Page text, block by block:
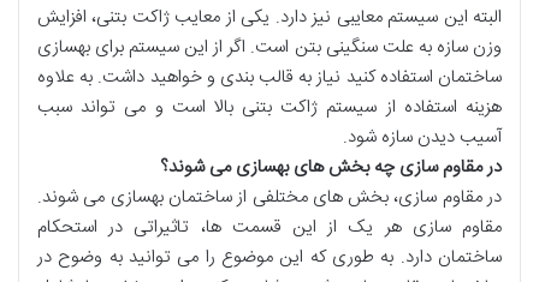
البته این سیستم معایبی نیز دارد. یکی از معایب ژاکت بتنی، افزایش
وزن سازه به علت سنگینی بتن است. اگر از این سیستم برای بهسازی
ساختمان استفاده کنید نیاز به قالب بندی و خواهید داشت. به علاوه
هزینه استفاده از سیستم ژاکت بتنی بالا است و می تواند سبب
آسیب دیدن سازه شود.
در مقاوم سازی چه بخش های بهسازی می شوند؟
در مقاوم سازی، بخش های مختلفی از ساختمان بهسازی می شوند.
مقاوم سازی هر یک از این قسمت ها، تاثیراتی در استحکام
ساختمان دارد. به طوری که این موضوع را می توانید به وضوح در